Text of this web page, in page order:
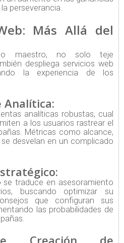
perseverancia.
Más Allá del
maestro, no solo teje
despliega servicios web
la experiencia de los
Analítica:
analíticas robustas, cual
a los usuarios rastrear el
Métricas como alcance,
desvelan en un complicado
se traduce en asesoramiento
buscando optimizar su
que configuran sus
las probabilidades de